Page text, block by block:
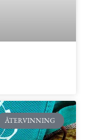
ÅTERVINNING